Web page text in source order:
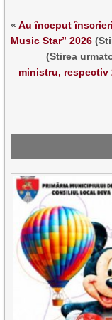
«Au început
Music Star” 2026
(Stirea
ministru, respectiv